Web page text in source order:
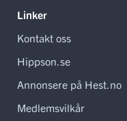
Linker
Kontakt oss
Hippson.se
Annonsere på Hest.no
Medlemsvilkår